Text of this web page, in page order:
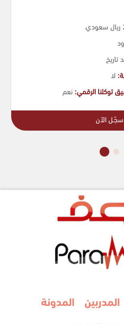
تاريخ
لا
توكلنا الرقمي: نعم
سجّـل الآن
المدربين المدونة